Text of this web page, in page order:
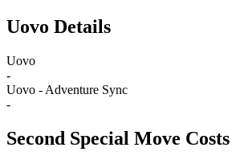
Uovo Details
Uovo
-
Uovo - Adventure Sync
-
Second Special Move Costs